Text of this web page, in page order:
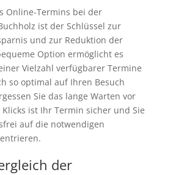
Online-Termins bei der
ist der Schlüssel zur
und zur Reduktion der
Option ermöglicht es
Vielzahl verfügbarer Termine
so optimal auf Ihren Besuch
Sie das lange Warten vor
ist Ihr Termin sicher und Sie
auf die notwendigen
der